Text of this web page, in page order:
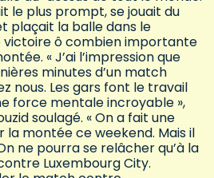
le plus prompt, se jouait du
plaçait la balle dans le
victoire ô combien importante
« J’ai l’impression que
minutes d’un match
nous. Les gars font le travail
force mentale incroyable »,
soulagé. « On a fait une
montée ce weekend. Mais il
ne pourra se relâcher qu’à la
Luxembourg City.